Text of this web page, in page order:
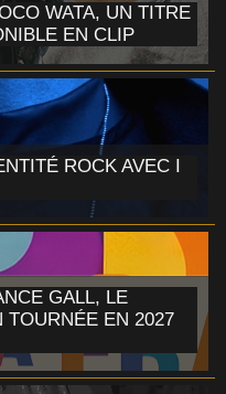
WATA, UN TITRE
EN CLIP
ROCK AVEC I
GALL, LE
TOURNÉE EN 2027